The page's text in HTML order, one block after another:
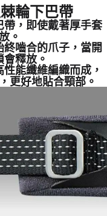
輪下巴帶
，即使戴著厚手套
。
嚙合的爪子，當開
釋放。
能纖維編織而成，
更好地貼合頸部。